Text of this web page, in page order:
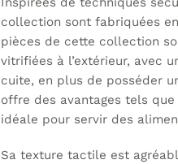
collection sont fabriquées
pièces de cette collection
vitrifiées à l’extérieur, avec
cuite, en plus de posséder
offre des avantages tels
idéale pour servir des
Sa texture tactile est